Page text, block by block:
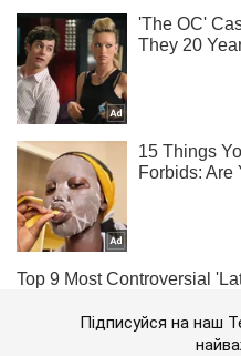
Підписуйся на наш